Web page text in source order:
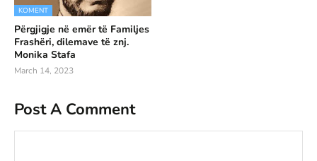
KOMENT
Përgjigje në emër të Familjes
Frashëri, dilemave të znj.
Monika Stafa
March 14, 2023
Post A Comment